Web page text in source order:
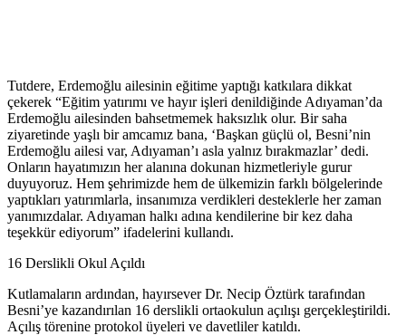
Tutdere, Erdemoğlu ailesinin eğitime yaptığı katkılara dikkat
çekerek “Eğitim yatırımı ve hayır işleri denildiğinde Adıyaman’da
Erdemoğlu ailesinden bahsetmemek haksızlık olur. Bir saha
ziyaretinde yaşlı bir amcamız bana, ‘Başkan güçlü ol, Besni’nin
Erdemoğlu ailesi var, Adıyaman’ı asla yalnız bırakmazlar’ dedi.
Onların hayatımızın her alanına dokunan hizmetleriyle gurur
duyuyoruz. Hem şehrimizde hem de ülkemizin farklı bölgelerinde
yaptıkları yatırımlarla, insanımıza verdikleri desteklerle her zaman
yanımızdalar. Adıyaman halkı adına kendilerine bir kez daha
teşekkür ediyorum” ifadelerini kullandı.
16 Derslikli Okul Açıldı
Kutlamaların ardından, hayırsever Dr. Necip Öztürk tarafından
Besni’ye kazandırılan 16 derslikli ortaokulun açılışı gerçekleştirildi.
Açılış törenine protokol üyeleri ve davetliler katıldı.